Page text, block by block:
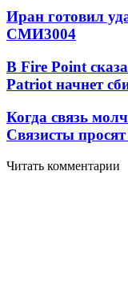
Иран готовил
СМИ3004
В Fire Point
Patriot начнет
Когда связь
Связисты
Читать комментарии